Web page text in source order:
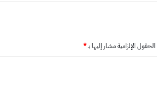
الحقول الإلزامية مشار إليها بـ*